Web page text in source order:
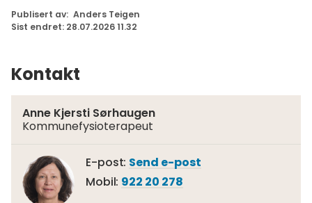
Publisert av Anders Teigen
Sist endret 28.07.2026 11.32
Kontakt
Anne Kjersti Sørhaugen
Kommunefysioterapeut
E-post Send e-postTil
Mobil 922 20 278